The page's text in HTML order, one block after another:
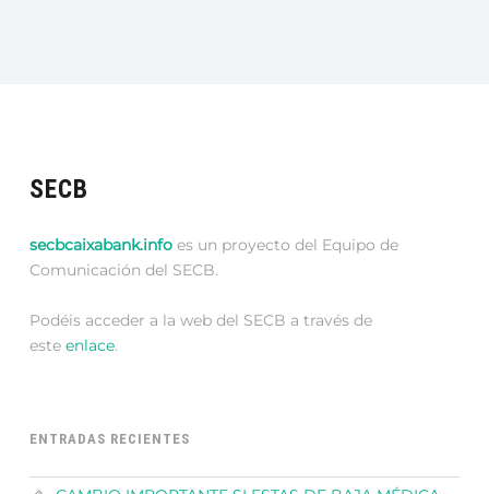
SECB
secbcaixabank.info es un proyecto del Equipo de
Comunicación del SECB.
Podéis acceder a la web del SECB a través de
esteenlace.
ENTRADAS RECIENTES